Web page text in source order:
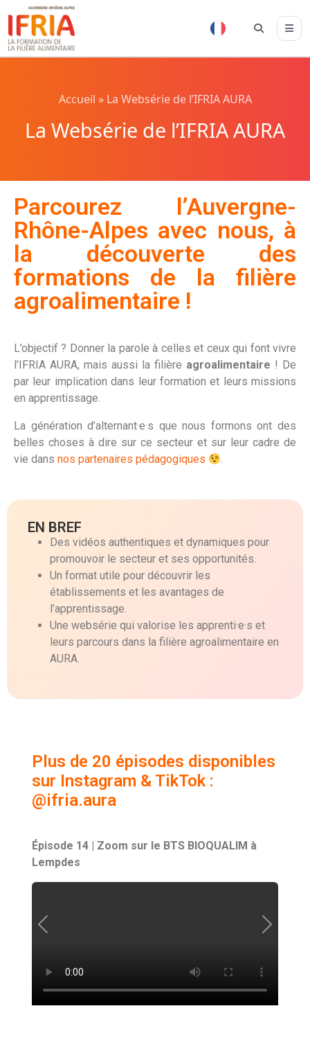
Accueil » La Websérie de l’IFRIA AURA
La Websérie de l’IFRIA AURA
Parcourez l’Auvergne-
Rhône-Alpes avec nous, à
la découverte des
formations de la filière
agroalimentaire !
L’objectif ? Donner la parole à celles et ceux qui font vivre
l’IFRIA AURA, mais aussi la filière agroalimentaire ! De
par leur implication dans leur formation et leurs missions
en apprentissage.
La génération d’alternant·e·s que nous formons ont des
belles choses à dire sur ce secteur et sur leur cadre de
vie dans nos partenaires pédagogiques .
EN BREF
Des vidéos authentiques et dynamiques pour
promouvoir le secteur et ses opportunités.
Un format utile pour découvrir les
établissements et les avantages de
l’apprentissage.
Une websérie qui valorise les apprenti·e·s et
leurs parcours dans la filière agroalimentaire en
AURA.
Plus de 20 épisodes disponibles
sur Instagram & TikTok :
@ifria.aura
Épisode 14 | Zoom sur le BTS BIOQUALIM à
Lempdes